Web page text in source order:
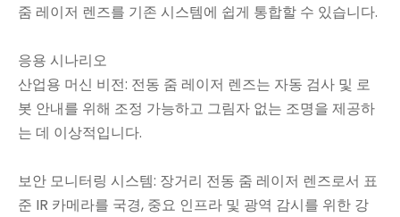
줌 레이저 렌즈를 기존 시스템에 쉽게 통합할 수 있습니다.
응용 시나리오
산업용 머신 비전: 전동 줌 레이저 렌즈는 자동 검사 및 로
봇 안내를 위해 조정 가능하고 그림자 없는 조명을 제공하
는 데 이상적입니다.
보안 모니터링 시스템: 장거리 전동 줌 레이저 렌즈로서 표
준 IR 카메라를 국경, 중요 인프라 및 광역 감시를 위한 강